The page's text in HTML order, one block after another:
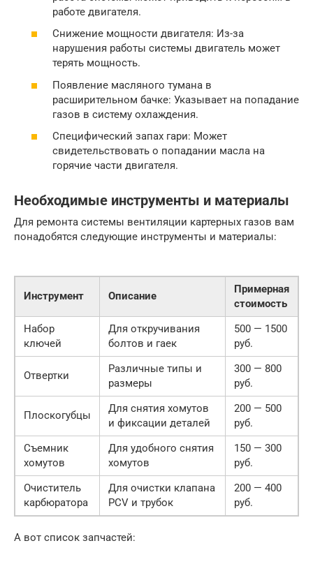
работе двигателя.
Снижение мощности двигателя: Из-за
нарушения работы системы двигатель может
терять мощность.
Появление масляного тумана в
расширительном бачке: Указывает на попадание
газов в систему охлаждения.
Специфический запах гари: Может
свидетельствовать о попадании масла на
горячие части двигателя.
Необходимые инструменты и материалы
Для ремонта системы вентиляции картерных газов вам
понадобятся следующие инструменты и материалы:
Инструмент Описание
Примерная
стоимость
Набор
ключей
Для откручивания
болтов и гаек
500 — 1500
руб.
Отвертки
Различные типы и
размеры
300 — 800
руб.
Плоскогубцы
Для снятия хомутов
и фиксации деталей
200 — 500
руб.
Съемник
хомутов
Для удобного снятия
хомутов
150 — 300
руб.
Очиститель
карбюратора
Для очистки клапана
PCV и трубок
200 — 400
руб.
А вот список запчастей: